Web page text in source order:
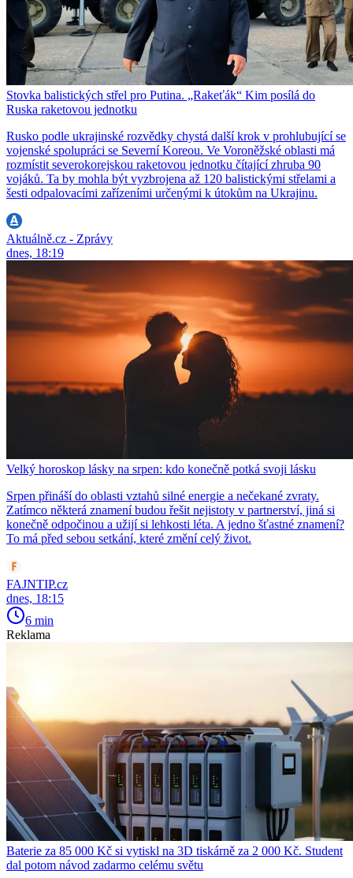
Stovka balistických střel pro Putina. „Rakeťák“ Kim posílá do
Ruska raketovou jednotku
Rusko podle ukrajinské rozvědky chystá další krok v prohlubující se
vojenské spolupráci se Severní Koreou. Ve Voroněžské oblasti má
rozmístit severokorejskou raketovou jednotku čítající zhruba 90
vojáků. Ta by mohla být vyzbrojena až 120 balistickými střelami a
šesti odpalovacími zařízeními určenými k útokům na Ukrajinu.
Aktuálně.cz - Zprávy
dnes, 18:19
Velký horoskop lásky na srpen: kdo konečně potká svoji lásku
Srpen přináší do oblasti vztahů silné energie a nečekané zvraty.
Zatímco některá znamení budou řešit nejistoty v partnerství, jiná si
konečně odpočinou a užijí si lehkosti léta. A jedno šťastné znamení?
To má před sebou setkání, které změní celý život.
FAJNTIP.cz
dnes, 18:15
6 min
Reklama
Baterie za 85 000 Kč si vytiskl na 3D tiskárně za 2 000 Kč. Student
dal potom návod zadarmo celému světu